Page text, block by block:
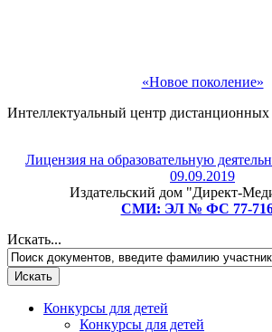
«Новое поколение»
Интеллектуальный центр дистанционных
Лицензия на образовательную
09.09.2019
Издательский дом "Директ-
СМИ: ЭЛ № ФС 77-
Искать...
Конкурсы для детей
Рады
Подпишитесь на рассылку и мы
детском конкурсе на выбор!